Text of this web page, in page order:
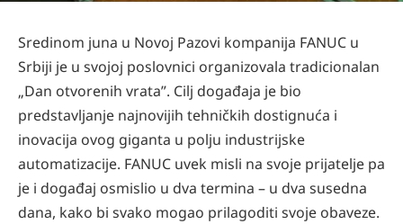
Sredinom juna u Novoj Pazovi kompanija FANUC u
Srbiji je u svojoj poslovnici organizovala tradicionalan
„Dan otvorenih vrata”. Cilj događaja je bio
predstavljanje najnovijih tehničkih dostignuća i
inovacija ovog giganta u polju industrijske
automatizacije. FANUC uvek misli na svoje prijatelje pa
je i događaj osmislio u dva termina – u dva susedna
dana, kako bi svako mogao prilagoditi svoje obaveze.